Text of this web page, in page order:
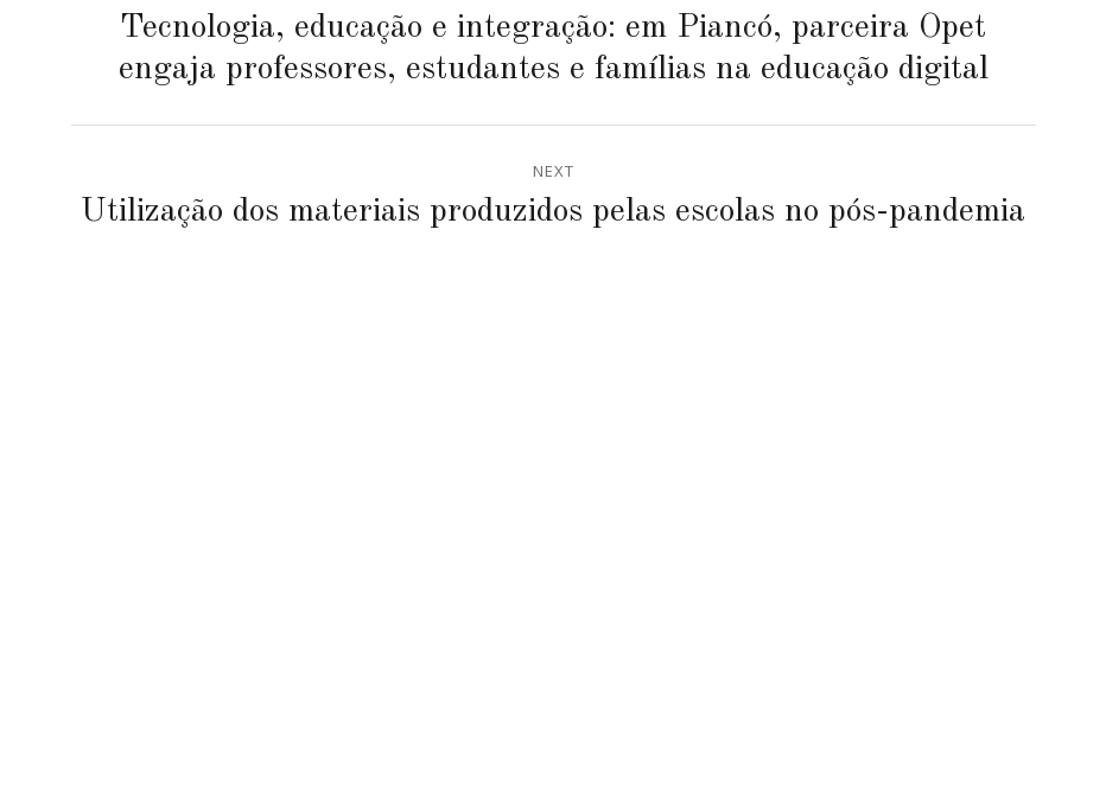
Post
PreviousTecnologia, educação e integração: em Piancó, parceira Opet
engaja professores, estudantes e famílias na educação digital
NEXT
Next
Utilização dos materiais produzidos pelas escolas no pós-pandemia